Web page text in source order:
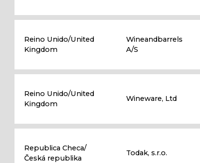
Reino Unido/United
Kingdom
Wineandbarrels
A/S
Reino Unido/United
Kingdom
Wineware, Ltd
Republica Checa/
Česká republika
Todak, s.r.o.